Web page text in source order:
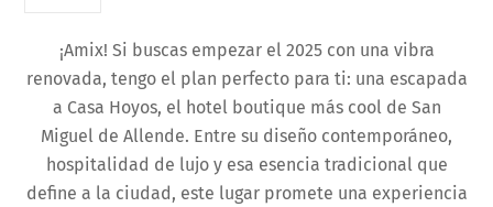
¡Amix! Si buscas empezar el 2025 con una vibra
renovada, tengo el plan perfecto para ti: una escapada
a Casa Hoyos, el hotel boutique más cool de San
Miguel de Allende. Entre su diseño contemporáneo,
hospitalidad de lujo y esa esencia tradicional que
define a la ciudad, este lugar promete una experiencia